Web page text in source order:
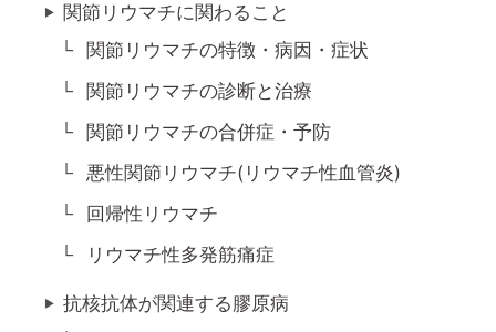
関節リウマチに関わること
関節リウマチの特徴・病因・症状
関節リウマチの診断と治療
関節リウマチの合併症・予防
悪性関節リウマチ(リウマチ性血管炎)
回帰性リウマチ
リウマチ性多発筋痛症
抗核抗体が関連する膠原病